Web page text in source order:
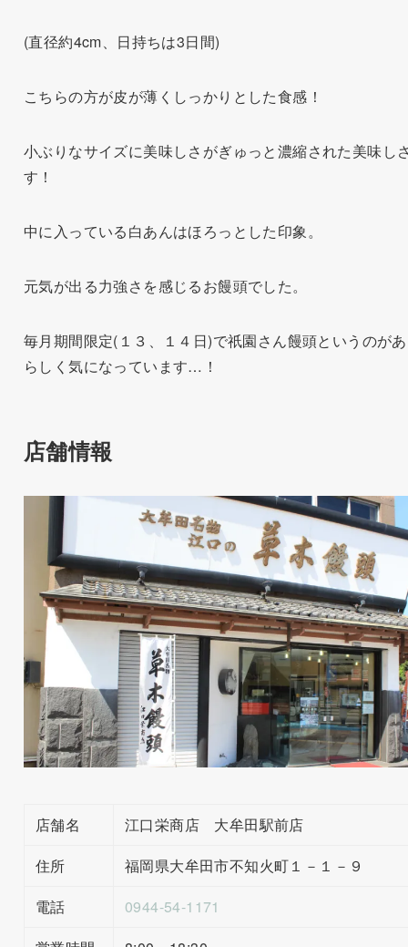
(直径約4cm、日持ちは3日間)
こちらの方が皮が薄くしっかりとした食感！
小ぶりなサイズに美味しさがぎゅっと濃縮された美味し
す！
中に入っている白あんはほろっとした印象。
元気が出る力強さを感じるお饅頭でした。
毎月期間限定(１３、１４日)で祇園さん饅頭というのが
らしく気になっています…！
店舗情報
店舗名
江口栄商店 大牟田駅前店
住所
福岡県大牟田市不知火町１－１－９
電話
0944-54-1171